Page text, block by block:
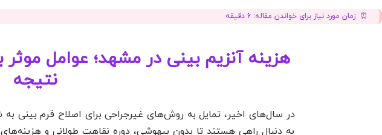
زمان مورد نیاز برای خواندن مقاله: 6 دقیقه
هزینه آنزیم بینی در مشهد؛ عوامل
نتیجه
در سال‌های اخیر، تمایل به روش‌های غیرجراحی برای اصلاح فرم بینی
به دنبال راهی هستند تا بدون بیهوشی، دوره نقاهت طولانی و